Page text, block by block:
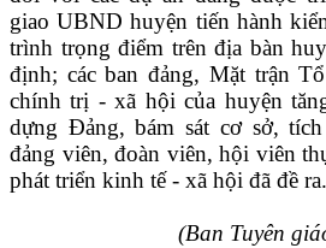
giao UBND huyện tiến hành
trình trọng điểm trên địa bàn
định; các ban đảng, Mặt trận
chính trị - xã hội của huyện
dựng Đảng, bám sát cơ sở,
đảng viên, đoàn viên, hội viên
phát triển kinh tế - xã hội đã đề
(Ban Tuyên